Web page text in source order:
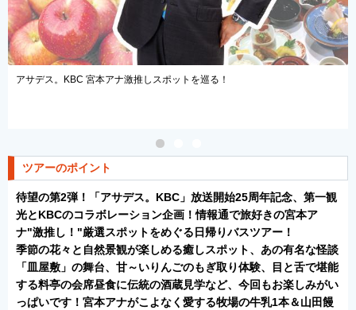
アサデス。KBC 宮本アナ激推しスポットを巡る！
ツアーのポイント
待望の第2弾！「アサデス。KBC」放送開始25周年記念、第一観
光とKBCのコラボレーション企画！情報通で旅好きの宮本ア
ナ"激推し！"厳選スポットをめぐる日帰りバスツアー！
季節の花々と自然景観が楽しめる癒しスポット、あの有名な怪談
「皿屋敷」の舞台、甘～いりんごのもぎ取り体験、目と舌で堪能
する料亭の会席昼食に伝統の酒蔵見学など、今回もお楽しみがい
っぱいです！宮本アナがこよなく愛する牧場の牛乳1本＆山田饅